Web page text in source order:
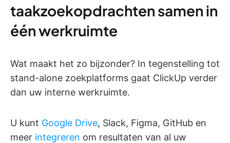
taakzoekopdrachten samen in
één werkruimte
Wat maakt het zo bijzonder? In tegenstelling tot
stand-alone zoekplatforms gaat ClickUp verder
dan uw interne werkruimte.
U kunt Google Drive, Slack, Figma, GitHub en
meer integreren om resultaten van al uw